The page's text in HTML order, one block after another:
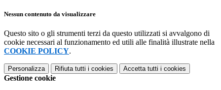
Nessun contenuto da visualizzare
Questo sito o gli strumenti terzi da questo utilizzati si avvalgono di
cookie necessari al funzionamento ed utili alle finalità illustrate nella
COOKIE POLICY.
Personalizza Rifiuta tutti i cookies Accetta tutti i cookies
Gestione cookie